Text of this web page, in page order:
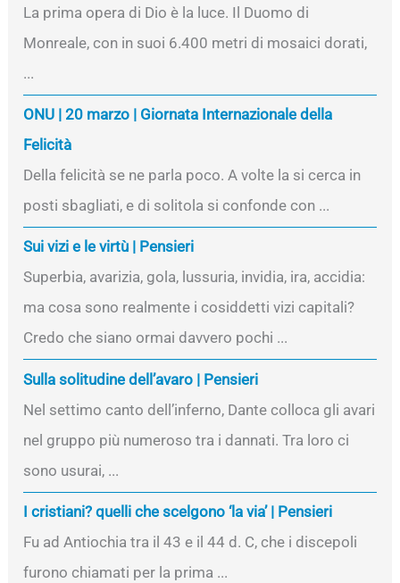
La prima opera di Dio è la luce. Il Duomo di
Monreale, con in suoi 6.400 metri di mosaici dorati,
...
ONU | 20 marzo | Giornata Internazionale della
Felicità
Della felicità se ne parla poco. A volte la si cerca in
posti sbagliati, e di solitola si confonde con ...
Sui vizi e le virtù | Pensieri
Superbia, avarizia, gola, lussuria, invidia, ira, accidia:
ma cosa sono realmente i cosiddetti vizi capitali?
Credo che siano ormai davvero pochi ...
Sulla solitudine dell’avaro | Pensieri
Nel settimo canto dell’inferno, Dante colloca gli avari
nel gruppo più numeroso tra i dannati. Tra loro ci
sono usurai, ...
I cristiani? quelli che scelgono ‘la via’ | Pensieri
Fu ad Antiochia tra il 43 e il 44 d. C, che i discepoli
furono chiamati per la prima ...